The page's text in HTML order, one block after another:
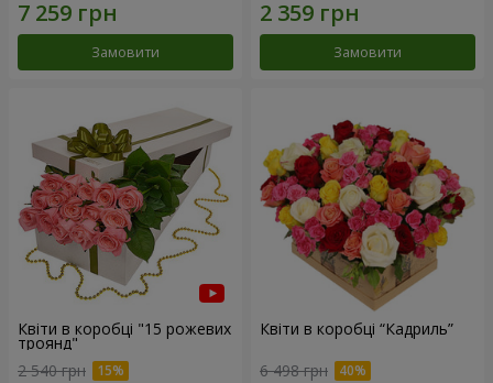
Замовити Замовити
Квіти в коробці "15 рожевих
троянд"
2 540 грн
Квіти в коробці “Кадриль”
6 498 грн